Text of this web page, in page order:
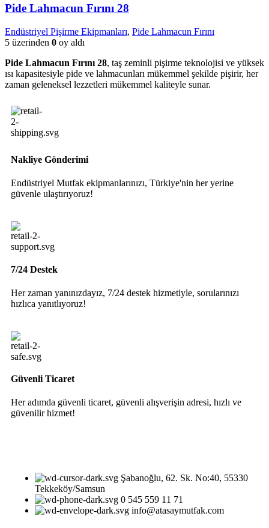
Pide Lahmacun Fırını 28
Endüstriyel Pişirme Ekipmanları, Pide Lahmacun Fırını
5 üzerinden 0 oy aldı
Pide Lahmacun Fırını 28, taş zeminli pişirme teknolojisi ve yüksek
ısı kapasitesiyle pide ve lahmacunları mükemmel şekilde pişirir, her
zaman geleneksel lezzetleri mükemmel kaliteyle sunar.
Nakliye Gönderimi
Endüstriyel Mutfak ekipmanlarınızı, Türkiye'nin her yerine
güvenle ulaştırıyoruz!
7/24 Destek
Her zaman yanınızdayız, 7/24 destek hizmetiyle, sorularınızı
hızlıca yanıtlıyoruz!
Güvenli Ticaret
Her adımda güvenli ticaret, güvenli alışverişin adresi, hızlı ve
güvenilir hizmet!
Şabanoğlu, 62. Sk. No:40, 55330
Tekkeköy/Samsun
0 545 559 11 71
info@atasaymutfak.com